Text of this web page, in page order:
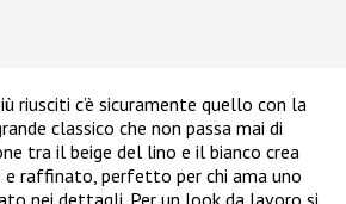
riusciti c’è sicuramente quello con la
classico che non passa mai di
tra il beige del lino e il bianco crea
raffinato, perfetto per chi ama uno
nei dettagli. Per un look da lavoro si